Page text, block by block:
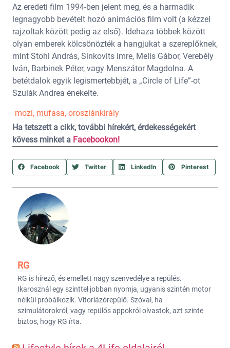
Az eredeti film 1994-ben jelent meg, és a harmadik
legnagyobb bevételt hozó animációs film volt (a kézzel
rajzoltak között pedig az első). Idehaza többek között
olyan emberek kölcsönözték a hangjukat a szereplőknek,
mint Stohl András, Sinkovits Imre, Melis Gábor, Verebély
Iván, Barbinek Péter, vagy Menszátor Magdolna. A
betétdalok egyik legismertebbjét, a „Circle of Life”-ot
Szulák Andrea énekelte.
mozi, mufasa, oroszlánkirály
Ha tetszett a cikk, további hírekért, érdekességekért
kövess minket a Facebookon!
Facebook Twitter LinkedIn Pinterest
RG
RG is hírező, és emellett nagy szenvedélye a repülés.
Ikarosznál egy szinttel jobban nyomja, ugyanis szintén motor
nélkül próbálkozik. Vitorlázórepülő. Szóval, ha
szimulátorokról, vagy repülős appokról olvastok, azt szinte
biztos, hogy RG írta.